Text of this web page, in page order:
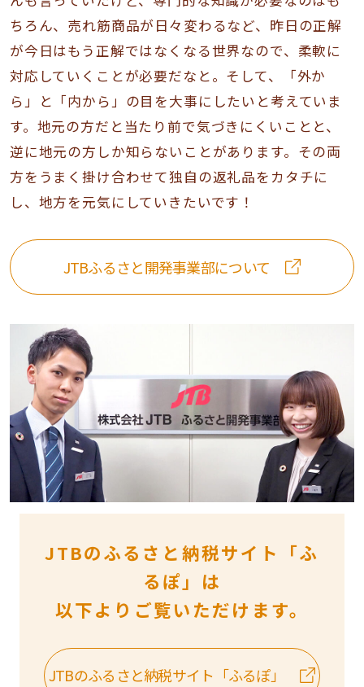
ちろん、売れ筋商品が日々変わるなど、昨日の正解
が今日はもう正解ではなくなる世界なので、柔軟に
対応していくことが必要だなと。そして、「外か
ら」と「内から」の目を大事にしたいと考えていま
す。地元の方だと当たり前で気づきにくいことと、
逆に地元の方しか知らないことがあります。その両
方をうまく掛け合わせて独自の返礼品をカタチに
し、地方を元気にしていきたいです！
JTBふるさと開発事業部について
JTBのふるさと納税サイト「ふ
るぽ」は
以下よりご覧いただけます。
JTBのふるさと納税サイト「ふるぽ」